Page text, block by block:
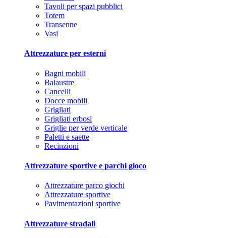
Tavoli per spazi pubblici
Totem
Transenne
Vasi
Attrezzature per esterni
Bagni mobili
Balaustre
Cancelli
Docce mobili
Grigliati
Grigliati erbosi
Griglie per verde verticale
Paletti e saette
Recinzioni
Attrezzature sportive e parchi gioco
Attrezzature parco giochi
Attrezzature sportive
Pavimentazioni sportive
Attrezzature stradali